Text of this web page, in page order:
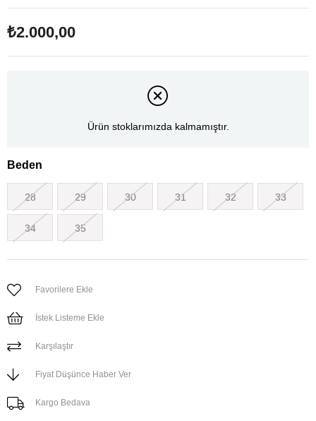
₺2.000,00
Ürün stoklarımızda kalmamıştır.
Beden
28 29 30 31 32 33
34 35
Favorilere Ekle
İstek Listeme Ekle
Karşılaştır
Fiyat Düşünce Haber Ver
Kargo Bedava